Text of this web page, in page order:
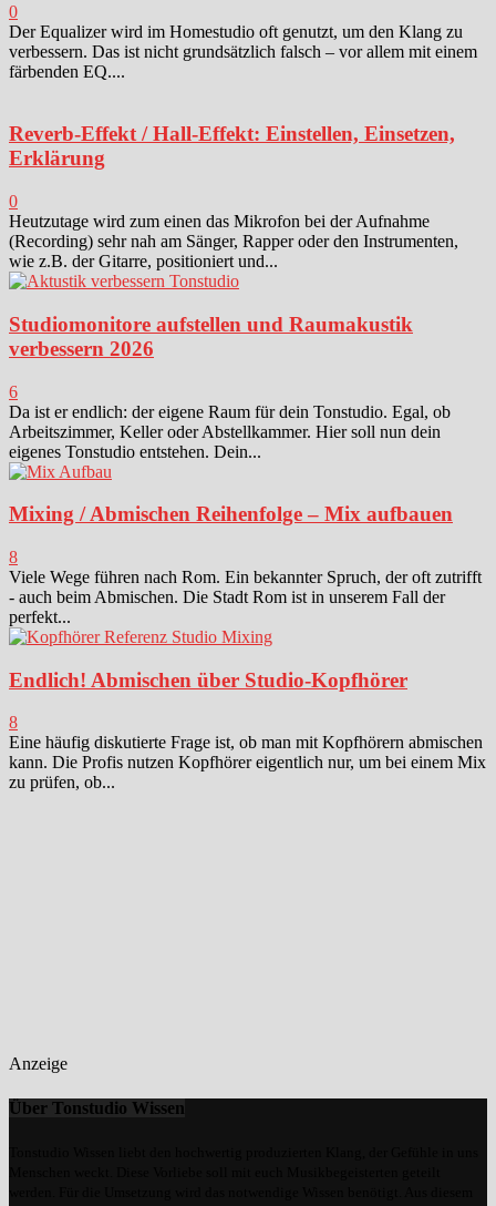
0
Der Equalizer wird im Homestudio oft genutzt, um den Klang zu
verbessern. Das ist nicht grundsätzlich falsch – vor allem mit einem
färbenden EQ....
Reverb-Effekt / Hall-Effekt: Einstellen, Einsetzen,
Erklärung
0
Heutzutage wird zum einen das Mikrofon bei der Aufnahme
(Recording) sehr nah am Sänger, Rapper oder den Instrumenten,
wie z.B. der Gitarre, positioniert und...
Studiomonitore aufstellen und Raumakustik
verbessern 2026
6
Da ist er endlich: der eigene Raum für dein Tonstudio. Egal, ob
Arbeitszimmer, Keller oder Abstellkammer. Hier soll nun dein
eigenes Tonstudio entstehen. Dein...
Mixing / Abmischen Reihenfolge – Mix aufbauen
8
Viele Wege führen nach Rom. Ein bekannter Spruch, der oft zutrifft
- auch beim Abmischen. Die Stadt Rom ist in unserem Fall der
perfekt...
Endlich! Abmischen über Studio-Kopfhörer
8
Eine häufig diskutierte Frage ist, ob man mit Kopfhörern abmischen
kann. Die Profis nutzen Kopfhörer eigentlich nur, um bei einem Mix
zu prüfen, ob...
Anzeige
Über Tonstudio Wissen